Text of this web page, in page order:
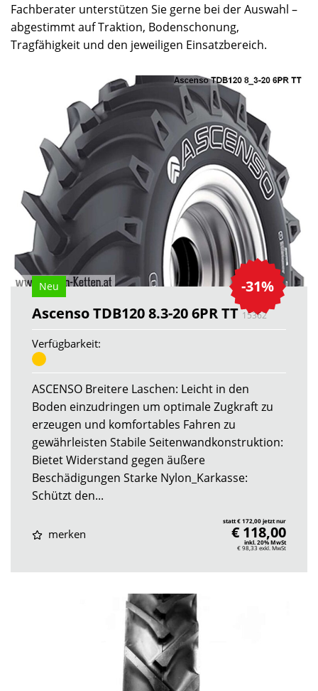
Fachberater unterstützen Sie gerne bei der Auswahl –
abgestimmt auf Traktion, Bodenschonung,
Tragfähigkeit und den jeweiligen Einsatzbereich.
-31%
Neu
Ascenso TDB120 8.3-20 6PR TT15362
Verfügbarkeit:
ASCENSO Breitere Laschen: Leicht in den
Boden einzudringen um optimale Zugkraft zu
erzeugen und komfortables Fahren zu
gewährleisten Stabile Seitenwandkonstruktion:
Bietet Widerstand gegen äußere
Beschädigungen Starke Nylon_Karkasse:
Schützt den...
merken
statt € 172,00 jetzt nur
€ 118,00
inkl. 20% MwSt
€ 98,33 exkl. MwSt